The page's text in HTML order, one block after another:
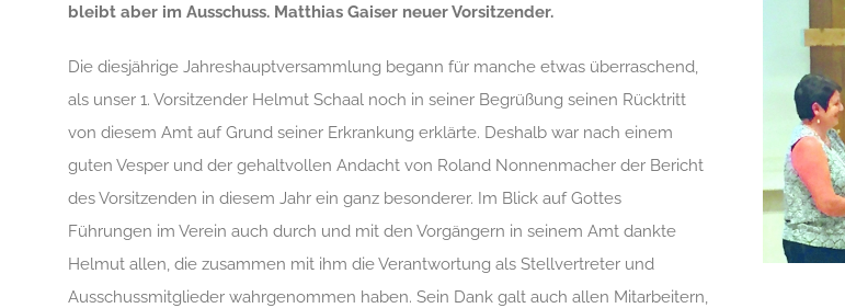
bleibt aber im Ausschuss. Matthias Gaiser neuer Vorsitzender.
Die diesjährige Jahreshauptversammlung begann für manche etwas überraschend,
als unser 1. Vorsitzender Helmut Schaal noch in seiner Begrüßung seinen Rücktritt
von diesem Amt auf Grund seiner Erkrankung erklärte. Deshalb war nach einem
guten Vesper und der gehaltvollen Andacht von Roland Nonnenmacher der Bericht
des Vorsitzenden in diesem Jahr ein ganz besonderer. Im Blick auf Gottes
Führungen im Verein auch durch und mit den Vorgängern in seinem Amt dankte
Helmut allen, die zusammen mit ihm die Verantwortung als Stellvertreter und
Ausschussmitglieder wahrgenommen haben. Sein Dank galt auch allen Mitarbeitern,